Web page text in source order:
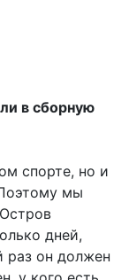
в сборную
спорте, но и
мы
дней,
раз он должен